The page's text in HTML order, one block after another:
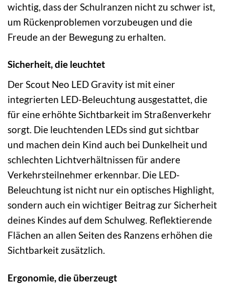
wichtig, dass der Schulranzen nicht zu schwer ist,
um Rückenproblemen vorzubeugen und die
Freude an der Bewegung zu erhalten.
Sicherheit, die leuchtet
Der Scout Neo LED Gravity ist mit einer
integrierten LED-Beleuchtung ausgestattet, die
für eine erhöhte Sichtbarkeit im Straßenverkehr
sorgt. Die leuchtenden LEDs sind gut sichtbar
und machen dein Kind auch bei Dunkelheit und
schlechten Lichtverhältnissen für andere
Verkehrsteilnehmer erkennbar. Die LED-
Beleuchtung ist nicht nur ein optisches Highlight,
sondern auch ein wichtiger Beitrag zur Sicherheit
deines Kindes auf dem Schulweg. Reflektierende
Flächen an allen Seiten des Ranzens erhöhen die
Sichtbarkeit zusätzlich.
Ergonomie, die überzeugt